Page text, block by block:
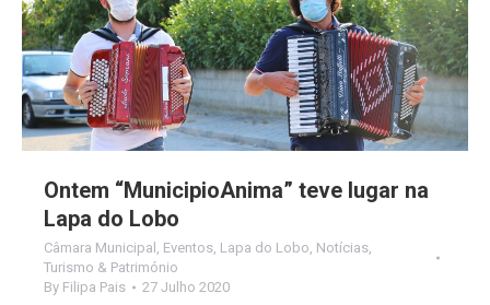
Ontem “MunicipioAnima” teve lugar na
Lapa do Lobo
Câmara Municipal , Eventos, Lapa do Lobo, Notícias,
Turismo & Património
By Filipa Pais 27 Julho 2020